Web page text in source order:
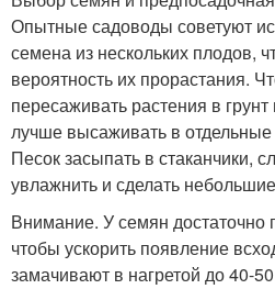
Опытные садоводы советуют
семена из нескольких плодов,
вероятность их прорастания.
пересаживать растения в
лучше высаживать в
Песок засыпать в стаканчики,
увлажнить и сделать
Внимание. У семян достаточно
чтобы ускорить появление
замачивают в нагретой до 40-